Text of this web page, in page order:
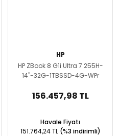
HP
HP ZBook 8 G1i Ultra 7 255H-
14''-32G-1TBSSD-4G-WPr
156.457,98 TL
Havale Fiyatı
151.764,24 TL (%3 indirimli)